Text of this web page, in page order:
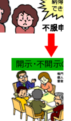
開示・不開示